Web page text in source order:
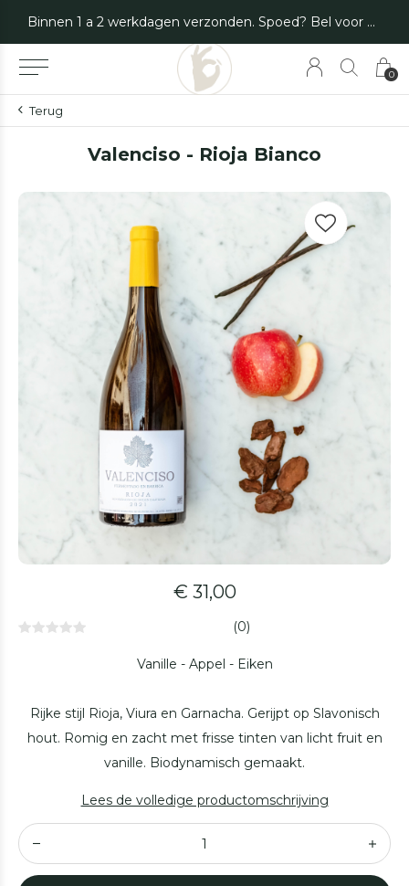
0
Binnen 1 a 2 werkdagen verzonden. Spoed? Bel voor de mogelijkheden.
Terug
Valenciso - Rioja Bianco
€ 31,00
(0)
Vanille - Appel - Eiken
Rijke stijl Rioja, Viura en Garnacha. Gerijpt op Slavonisch
hout. Romig en zacht met frisse tinten van licht fruit en
vanille. Biodynamisch gemaakt.
Lees de volledige productomschrijving